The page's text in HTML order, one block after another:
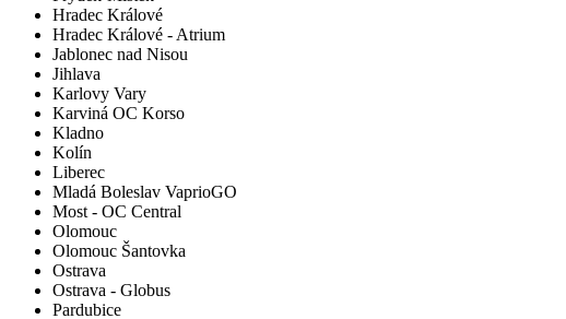
Hradec Králové
Hradec Králové - Atrium
Jablonec nad Nisou
Jihlava
Karlovy Vary
Karviná OC Korso
Kladno
Kolín
Liberec
Mladá Boleslav VaprioGO
Most - OC Central
Olomouc
Olomouc Šantovka
Ostrava
Ostrava - Globus
Pardubice